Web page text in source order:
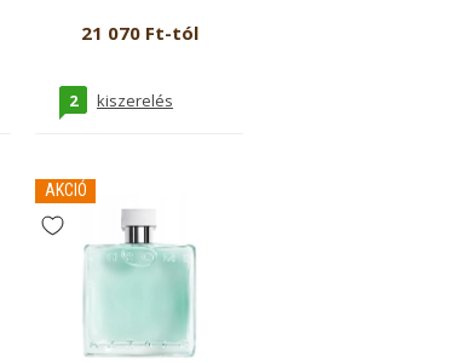
21 070 Ft-tól
2 kiszerelés
AKCIÓ